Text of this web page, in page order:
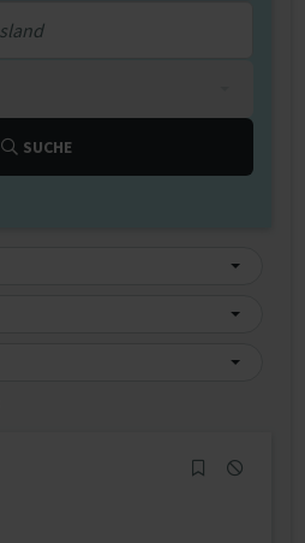
SUCHE